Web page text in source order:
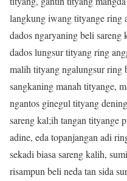
langkung iwang tityange ring
dados ngaryaning beli
dados lungsur tityang ring
malih tityang ngalungsur ring
sangkaning manah tityange,
ngantos ginegul tityang
sareng kal;ih tangan tityange
adine, eda topanjangan adi
sekadi biasa sareng kalih,
risampun beli neda tan sida